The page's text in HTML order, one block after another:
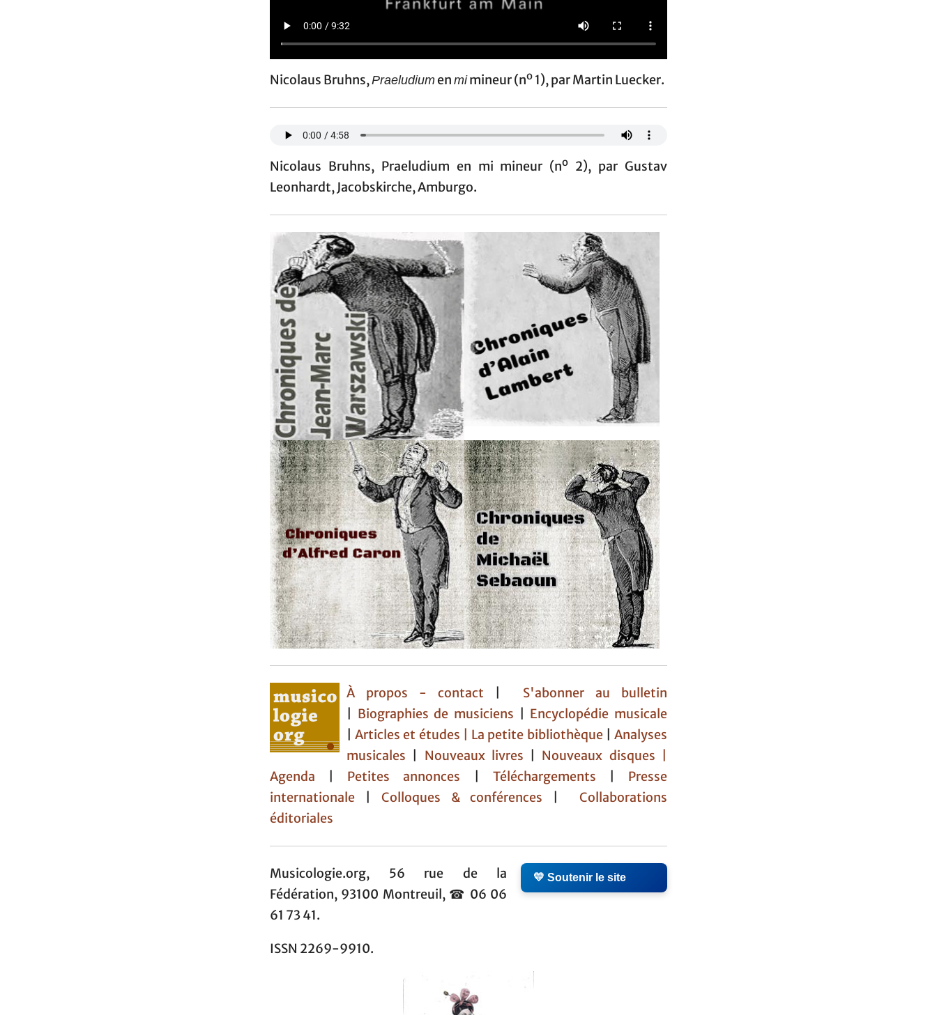
Nicolaus Bruhns,Praeludium en mimineur (no 1), par Martin Luecker.
Nicolaus Bruhns, Praeludium en mi mineur (no
2), par Gustav
Leonhardt, Jacobskirche, Amburgo.
À propos - contact
S'abonner au bulletin
Biographies de musiciens
Encyclopédie musicale
|Articles et études | La petite bibliothèque |Analyses
musicales
Nouveaux livres
Nouveaux disques |
Agenda
Petites annonces Téléchargements
Presse
internationale
Colloques & conférences
Collaborations
éditoriales
💛 Soutenir le site
Musicologie.org, 56 rue de la
Fédération, 93100 Montreuil, ☎ 06 06
61 73 41.
ISSN 2269-9910.